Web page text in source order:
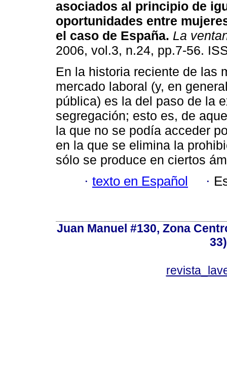
asociados al principio de
oportunidades entre
el caso de España. La
2006, vol.3, n.24, pp.7-56.
En la historia reciente de las
mercado laboral (y, en
pública) es la del paso de la
segregación; esto es, de
la que no se podía acceder
en la que se elimina la
sólo se produce en ciertos
· texto en Español ·
Juan Manuel #130, Zona